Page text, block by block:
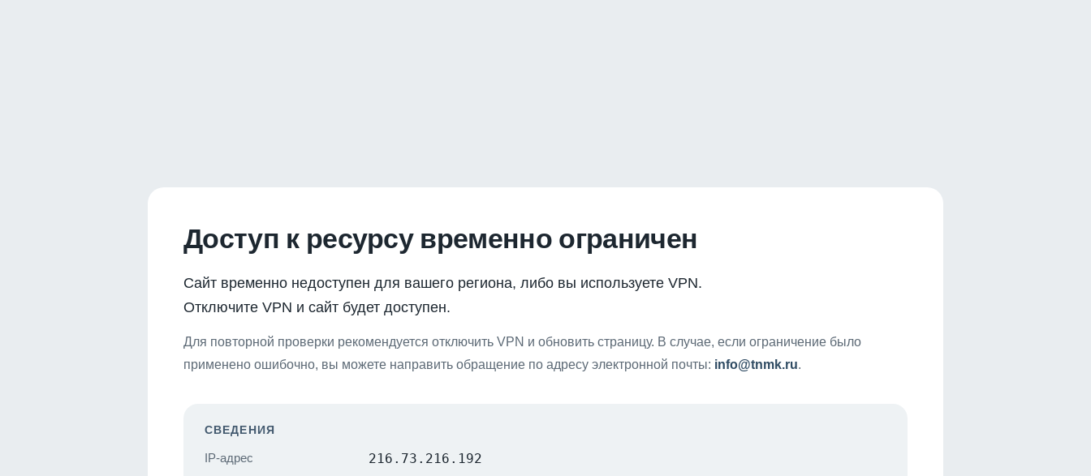
Доступ к ресурсу временно ограничен
Сайт временно недоступен для вашего региона, либо вы используете VPN.
Отключите VPN и сайт будет доступен.
Для повторной проверки рекомендуется отключить VPN и обновить страницу. В случае, если ограничение было
применено ошибочно, вы можете направить обращение по адресу электронной почты: info@tnmk.ru.
СВЕДЕНИЯ
IP-адрес 216.73.216.192